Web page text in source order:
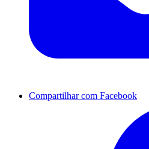
Compartilhar com Facebook